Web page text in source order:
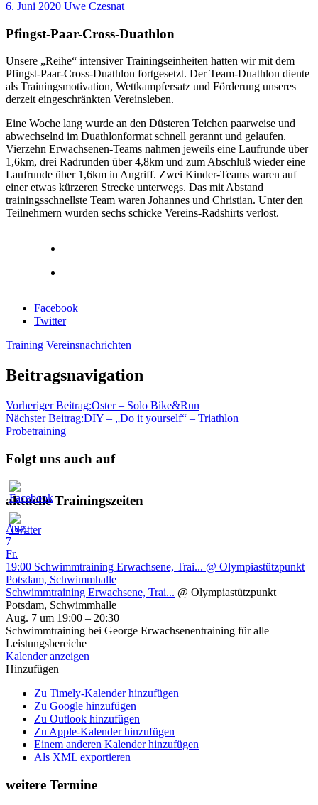
6. Juni 2020 Uwe Czesnat
Pfingst-Paar-Cross-Duathlon
Unsere „Reihe“ intensiver Trainingseinheiten hatten wir mit dem
Pfingst-Paar-Cross-Duathlon fortgesetzt. Der Team-Duathlon diente
als Trainingsmotivation, Wettkampfersatz und Förderung unseres
derzeit eingeschränkten Vereinsleben.
Eine Woche lang wurde an den Düsteren Teichen paarweise und
abwechselnd im Duathlonformat schnell gerannt und gelaufen.
Vierzehn Erwachsenen-Teams nahmen jeweils eine Laufrunde über
1,6km, drei Radrunden über 4,8km und zum Abschluß wieder eine
Laufrunde über 1,6km in Angriff. Zwei Kinder-Teams waren auf
einer etwas kürzeren Strecke unterwegs. Das mit Abstand
trainingsschnellste Team waren Johannes und Christian. Unter den
Teilnehmern wurden sechs schicke Vereins-Radshirts verlost.
Facebook
Twitter
Training Vereinsnachrichten
Beitragsnavigation
Vorheriger Beitrag:Oster – Solo Bike&Run
Nächster Beitrag:DIY – „Do it yourself“ – Triathlon
Probetraining
Folgt uns auch auf
aktuelle Trainingszeiten
Aug.
7
Fr.
19:00 Schwimmtraining Erwachsene, Trai... @ Olympiastützpunkt
Potsdam, Schwimmhalle
Schwimmtraining Erwachsene, Trai... @ Olympiastützpunkt
Potsdam, Schwimmhalle
Aug. 7 um 19:00 – 20:30
Schwimmtraining bei George Erwachsenentraining für alle
Leistungsbereiche
Kalender anzeigen
Hinzufügen
Zu Timely-Kalender hinzufügen
Zu Google hinzufügen
Zu Outlook hinzufügen
Zu Apple-Kalender hinzufügen
Einem anderen Kalender hinzufügen
Als XML exportieren
weitere Termine